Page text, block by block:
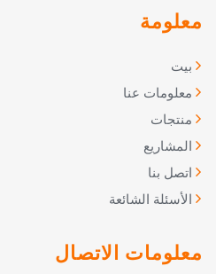
معلومة
بيت
معلومات عنا
منتجات
المشاريع
اتصل بنا
الأسئلة الشائعة
معلومات الاتصال